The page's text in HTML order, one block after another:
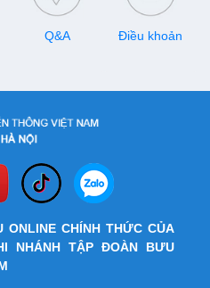
Q&A Điều khoản
ONLINE CHÍNH THỨC CỦA
NHÁNH TẬP ĐOÀN BƯU